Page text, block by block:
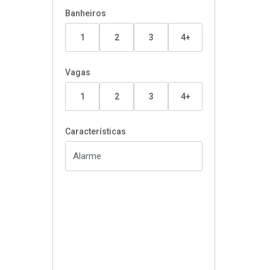
Banheiros
1 2 3 4+
Vagas
1 2 3 4+
Características